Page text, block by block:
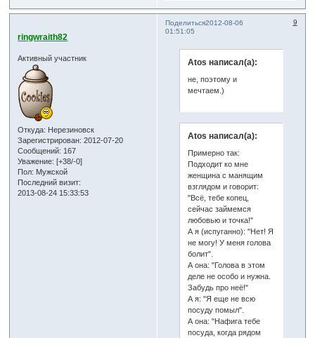
Поделиться 9
2012-08-06
01:51:05
ringwraith82
Активный участник
Откуда: Нерезиновск
Зарегистрирован: 2012-07-20
Сообщений: 167
Уважение: [+38/-0]
Пол: Мужской
Последний визит:
2013-08-24 15:33:53
Atos написал(а):
не, поэтому и
мечтаем.)
Atos написал(а):
Примерно так:
Подходит ко мне
женщина с манящим
взглядом и говорит:
"Всё, тебе копец,
сейчас займемся
любовью и точка!"
А я (испуганно): "Нет! Я
не могу! У меня голова
болит".
А она: "Голова в этом
деле не особо и нужна.
Забудь про неё!"
А я: "Я еще не всю
посуду помыл".
А она: "Нафига тебе
посуда, когда рядом